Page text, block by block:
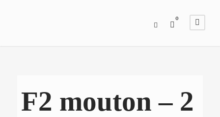
0
F2 mouton – 2